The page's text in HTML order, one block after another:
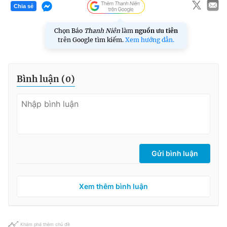
Chia sẻ
Chọn Báo Thanh Niên làm nguồn ưu tiên
trên Google tìm kiếm. Xem hướng dẫn.
Bình luận (0)
Gửi bình luận
Xem thêm bình luận
Khám phá thêm chủ đề